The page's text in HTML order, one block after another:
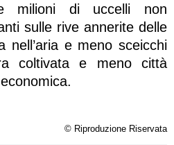
milioni di uccelli non
sulle rive annerite delle
nell’aria e meno sceicchi
coltivata e meno città
© Riproduzione Riservata